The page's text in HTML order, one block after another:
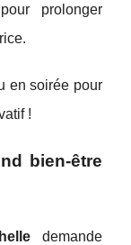
prolonger
en soirée pour
!
bien-être
demande